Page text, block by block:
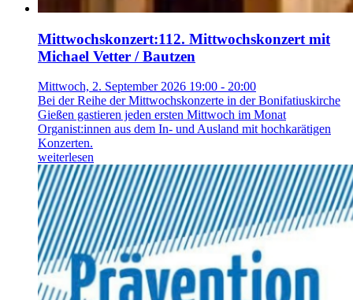
Mittwochskonzert:112. Mittwochskonzert mit
Michael Vetter / Bautzen
Mittwoch, 2. September 2026 19:00 - 20:00
Bei der Reihe der Mittwochskonzerte in der Bonifatiuskirche
Gießen gastieren jeden ersten Mittwoch im Monat
Organist:innen aus dem In- und Ausland mit hochkarätigen
Konzerten.
weiterlesen